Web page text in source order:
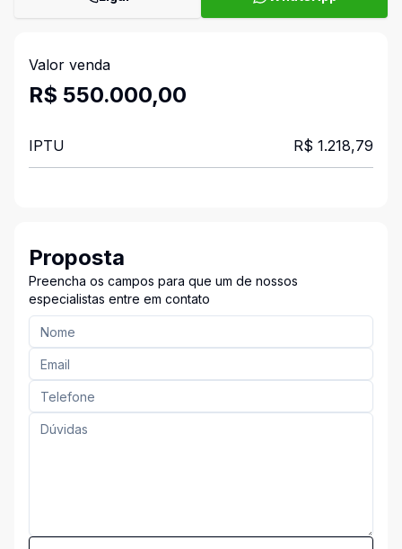
Valor venda
R$ 550.000,00
IPTU R$ 1.218,79
Proposta
Preencha os campos para que um de nossos
especialistas entre em contato